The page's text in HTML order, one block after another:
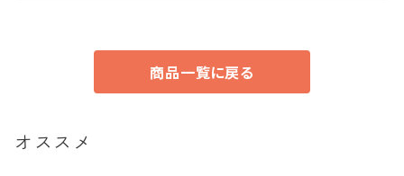
商品一覧に戻る
オススメ